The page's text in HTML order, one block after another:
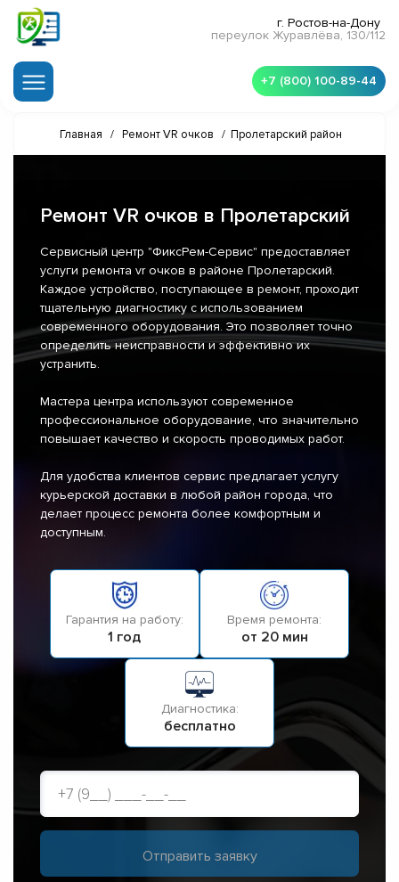
г. Ростов-на-Дону
переулок Журавлёва, 130/112
+7 (800) 100-89-44
Главная / Ремонт VR очков / Пролетарский район
Ремонт VR очков в Пролетарский
Сервисный центр "ФиксРем-Сервис" предоставляет
услуги ремонта vr очков в районе Пролетарский.
Каждое устройство, поступающее в ремонт, проходит
тщательную диагностику с использованием
современного оборудования. Это позволяет точно
определить неисправности и эффективно их
устранить.
Мастера центра используют современное
профессиональное оборудование, что значительно
повышает качество и скорость проводимых работ.
Для удобства клиентов сервис предлагает услугу
курьерской доставки в любой район города, что
делает процесс ремонта более комфортным и
доступным.
Гарантия на работу:
1 год
Время ремонта:
от 20 мин
Диагностика:
бесплатно